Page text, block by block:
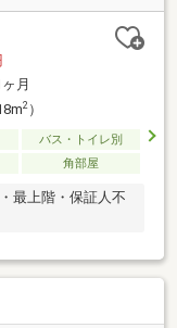
ヶ月
2）
バス・トイレ別
角部屋
最上階・保証人不